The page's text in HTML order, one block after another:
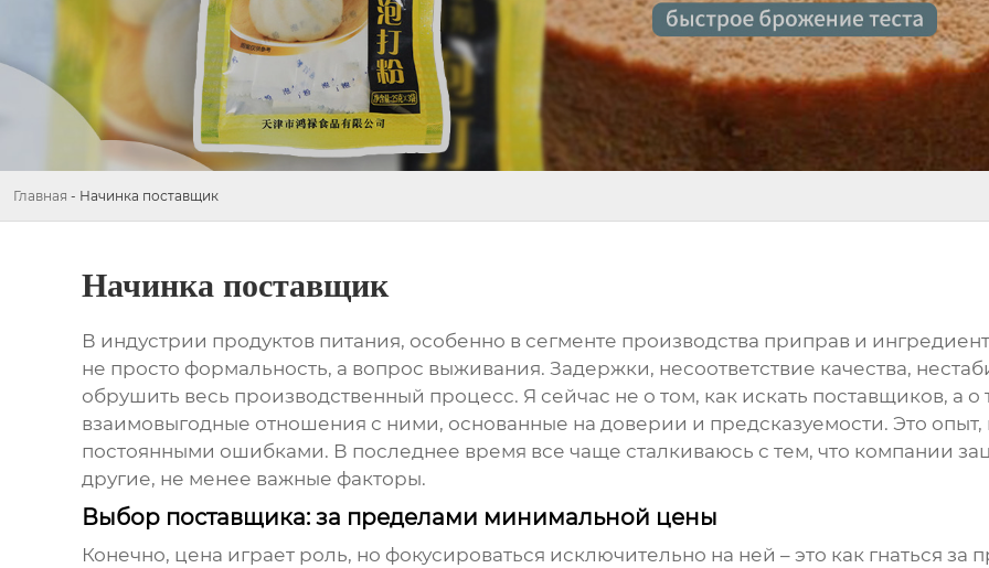
Главная - Начинка поставщик
Начинка поставщик
В индустрии продуктов питания, особенно в сегменте производства приправ и
не просто формальность, а вопрос выживания. Задержки, несоответствие качества,
обрушить весь производственный процесс. Я сейчас не о том, как искать поставщиков, а о
взаимовыгодные отношения с ними, основанные на доверии и предсказуемости. Это
постоянными ошибками. В последнее время все чаще сталкиваюсь с тем, что компании
другие, не менее важные факторы.
Выбор поставщика: за пределами минимальной цены
Конечно, цена играет роль, но фокусироваться исключительно на ней – это как гнаться